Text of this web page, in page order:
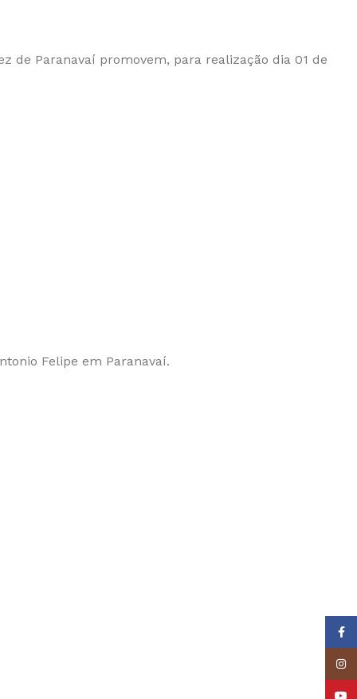
de Paranavaí promovem, para realização dia 01 de
Felipe em Paranavaí.